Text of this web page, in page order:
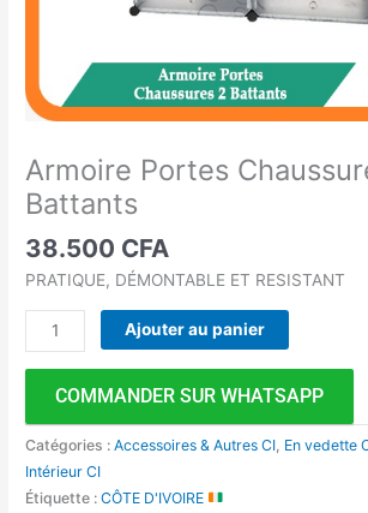
Armoire Portes
Battants
38.500 CFA
PRATIQUE, DÉMONTABLE ET RESISTANT
Ajouter au panier
COMMANDER SUR WHATSAPP
Catégories :Accessoires & Autres CI En vedette
Intérieur CI
Étiquette :CÔTE D'IVOIRE